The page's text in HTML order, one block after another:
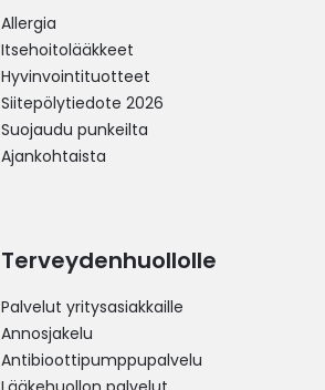
Allergia
Itsehoitolääkkeet
Hyvinvointituotteet
Siitepölytiedote 2026
Suojaudu punkeilta
Ajankohtaista
Terveydenhuollolle
Palvelut yritysasiakkaille
Annosjakelu
Antibioottipumppupalvelu